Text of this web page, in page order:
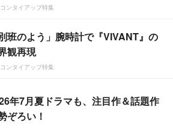
ンタイアップ特集
別班のよう」腕時計で『VIVANT』の
観再現
ンタイアップ特集
年7月夏ドラマも、注目作＆話題作
ぞろい！